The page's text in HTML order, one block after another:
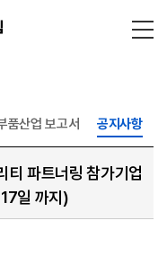
통합검색
닫기
품산업 보고서 공지사항
파트너링 참가기업
일 까지)